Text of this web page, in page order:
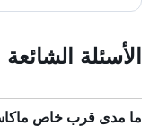
الأسئلة
ما مدى قرب خاص